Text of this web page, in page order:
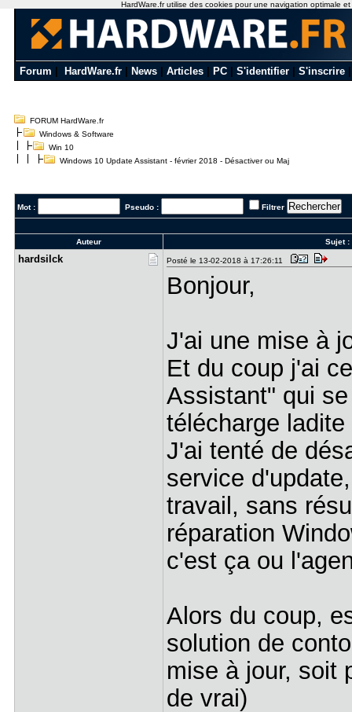
Forum HardWare.fr News Articles PC S'identifier S'inscrire
FORUM HardWare.fr
Windows & Software
Win 10
Windows 10 Update Assistant - février 2018 - Désactiver ou Maj
Mot : Pseudo : Filtrer
Auteur Sujet :
hardsilck Posté le 13-02-2018 à 17:26:11
Bonjour,
J'ai une mise à
Et du coup j'ai
Assistant" qui
télécharge
J'ai tenté de
service
travail, sans
réparation
c'est ça ou
Alors du coup,
solution de
mise à jour, soit
de vrai)
HardWare.fr utilise des cookies pour une navigation optimale